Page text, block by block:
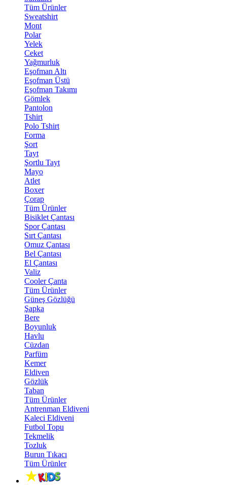
Tüm Ürünler
Sweatshirt
Mont
Polar
Yelek
Ceket
Yağmurluk
Eşofman Altı
Eşofman Üstü
Eşofman Takımı
Gömlek
Pantolon
Tshirt
Polo Tshirt
Forma
Şort
Tayt
Şortlu Tayt
Mayo
Atlet
Boxer
Çorap
Tüm Ürünler
Bisiklet Çantası
Spor Çantası
Sırt Çantası
Omuz Çantası
Bel Çantası
El Çantası
Valiz
Cooler Çanta
Tüm Ürünler
Güneş Gözlüğü
Şapka
Bere
Boyunluk
Havlu
Cüzdan
Parfüm
Kemer
Eldiven
Gözlük
Taban
Tüm Ürünler
Antrenman Eldiveni
Kaleci Eldiveni
Futbol Topu
Tekmelik
Tozluk
Burun Tıkacı
Tüm Ürünler